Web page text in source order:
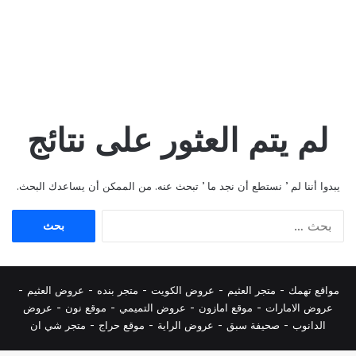
لم يتم العثور على نتائج
يبدوا أننا لم ’ نستطع أن نجد ما ’ تبحث عنه. من الممكن أن يساعدك البحث.
مواقع تهمك - متجر العثيم - عروض الكويت - متجر بنده - عروض العثيم -
عروض الامارات - موقع امازون - عروض التميمي - موقع نون - عروض
الدانوب - صحيفة سبق - عروض الراية - موقع حراج - متجر شي ان